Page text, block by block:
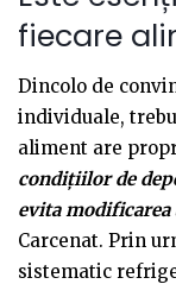
fiecare
Dincolo de
individuale,
aliment are
condițiilor de
evita modificarea
Carcenat. Prin
sistematic